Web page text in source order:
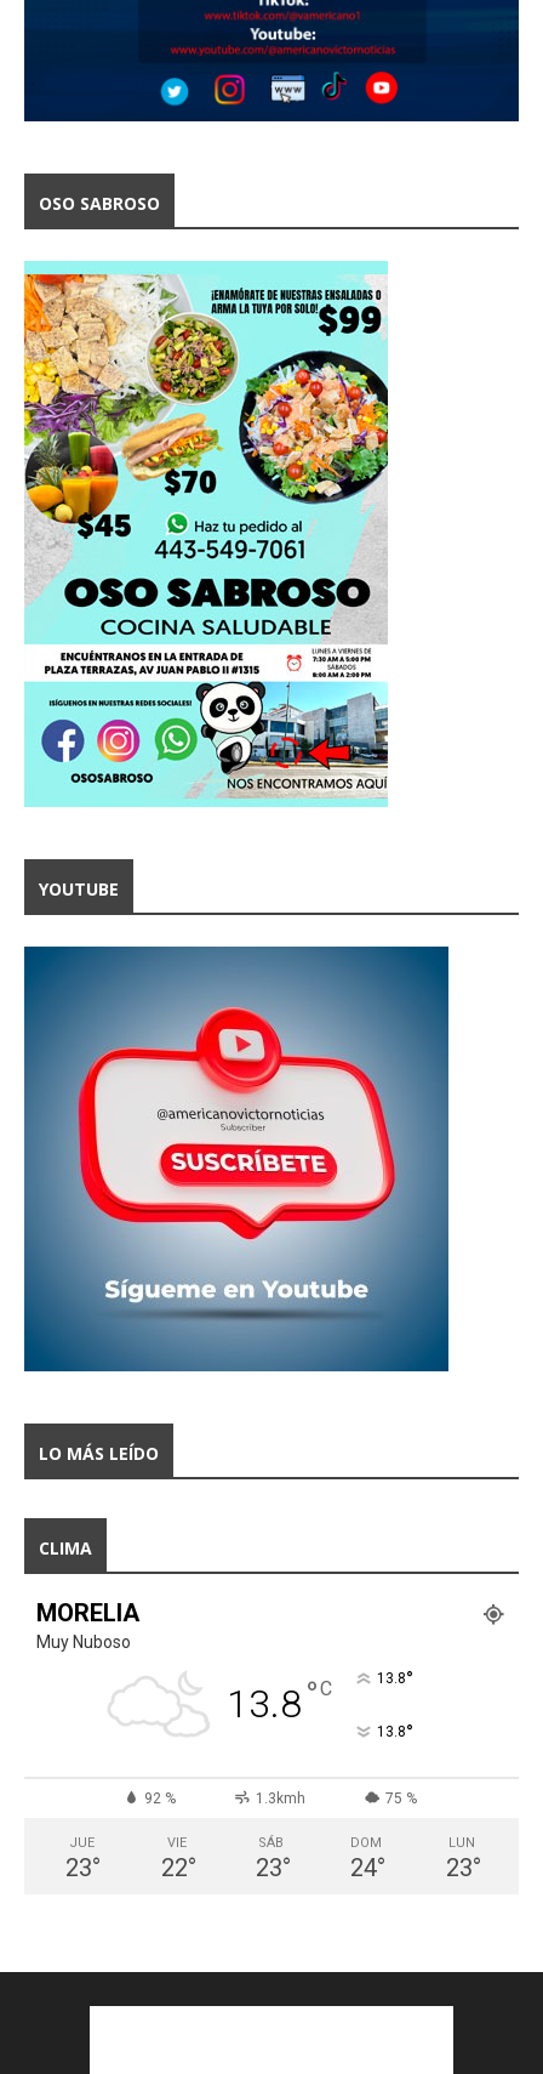
OSO SABROSO
YOUTUBE
LO MÁS LEÍDO
CLIMA
MORELIA
Muy Nuboso
13.8°C 13.8°
13.8°
92 % 1.3kmh 75 %
JUE
23°
VIE
22°
SÁB
23°
DOM
24°
LUN
23°